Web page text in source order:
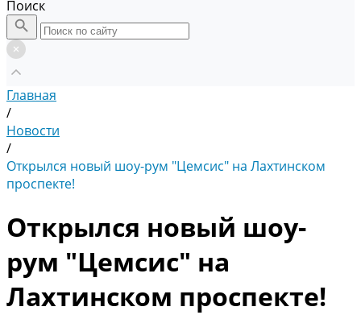
Поиск
Главная
/
Новости
/
Открылся новый шоу-рум "Цемсис" на Лахтинском
проспекте!
Открылся новый шоу-
рум "Цемсис" на
Лахтинском проспекте!